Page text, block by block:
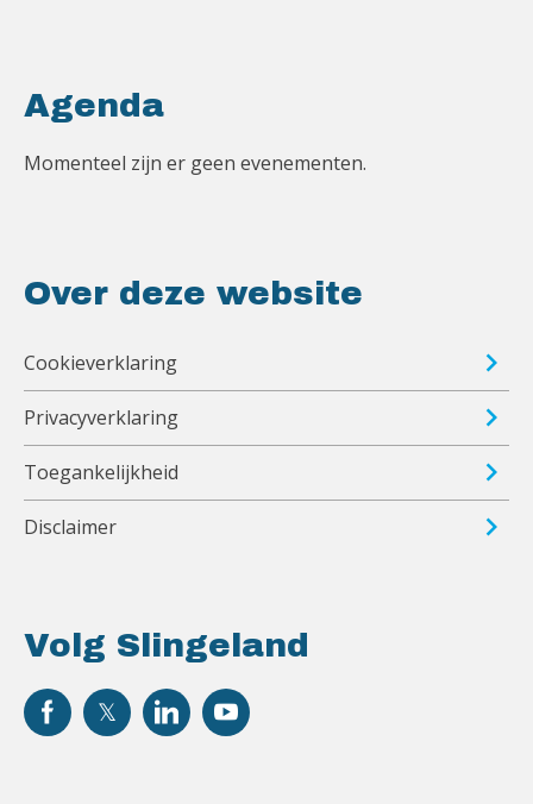
Volg Slingeland
Agenda
Momenteel zijn er geen evenementen.
Over deze website
Cookieverklaring
Privacyverklaring
Toegankelijkheid
Disclaimer